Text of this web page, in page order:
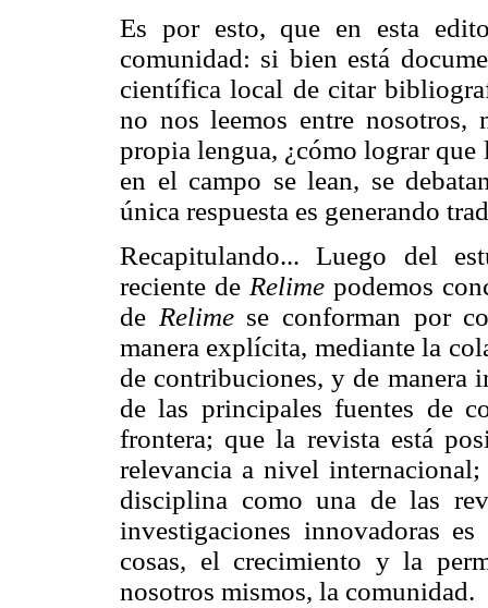
Es por esto, que en esta
comunidad: si bien está
científica local de citar
no nos leemos entre nosotros,
propia lengua, ¿cómo lograr que
en el campo se lean, se
única respuesta es generando
Recapitulando... Luego del
reciente de Relime podemos
de Relimese conforman por
manera explícita, mediante la
de contribuciones, y de manera
de las principales fuentes de
frontera; que la revista está
relevancia a nivel
disciplina como una de las
investigaciones innovadoras
cosas, el crecimiento y la
nosotros mismos, la comunidad.